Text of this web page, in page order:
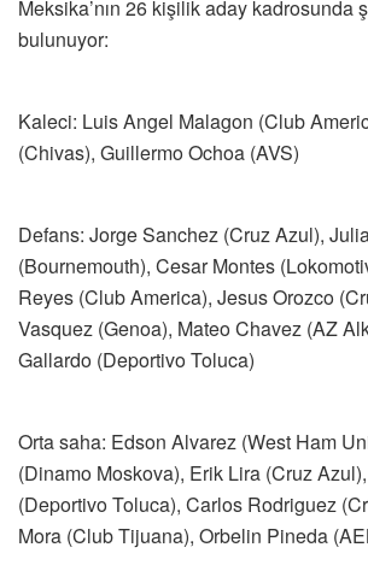
Meksika’nın 26 kişilik aday kadrosunda
bulunuyor:
Kaleci: Luis Angel Malagon (Club
(Chivas), Guillermo Ochoa (AVS)
Defans: Jorge Sanchez (Cruz Azul),
(Bournemouth), Cesar Montes
Reyes (Club America), Jesus Orozco
Vasquez (Genoa), Mateo Chavez (AZ
Gallardo (Deportivo Toluca)
Orta saha: Edson Alvarez (West Ham
(Dinamo Moskova), Erik Lira (Cruz
(Deportivo Toluca), Carlos Rodriguez
Mora (Club Tijuana), Orbelin Pineda